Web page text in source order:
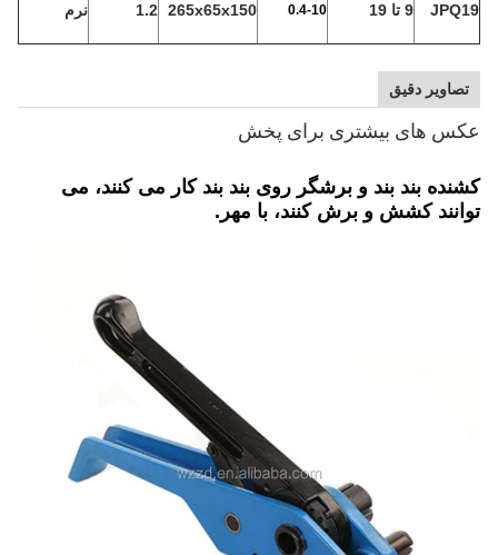
JPQ19 9 تا 19 0.4-10
265x65x150
1.2
نرم
تصاویر دقیق
عکس های بیشتری برای پخش
کشنده بند بند و برشگر روی بند بند کار می کنند، می
توانند کشش و برش کنند، با مهر.